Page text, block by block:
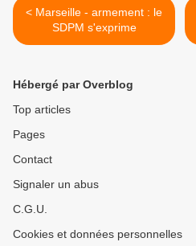
< Marseille - armement : le
SDPM s'exprime
Hébergé par Overblog
Top articles
Pages
Contact
Signaler un abus
C.G.U.
Cookies et données personnelles